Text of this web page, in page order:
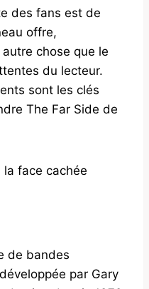
des fans est de
offre,
chose que le
du lecteur.
sont les clés
The Far Side de
la face cachée
de bandes
par Gary